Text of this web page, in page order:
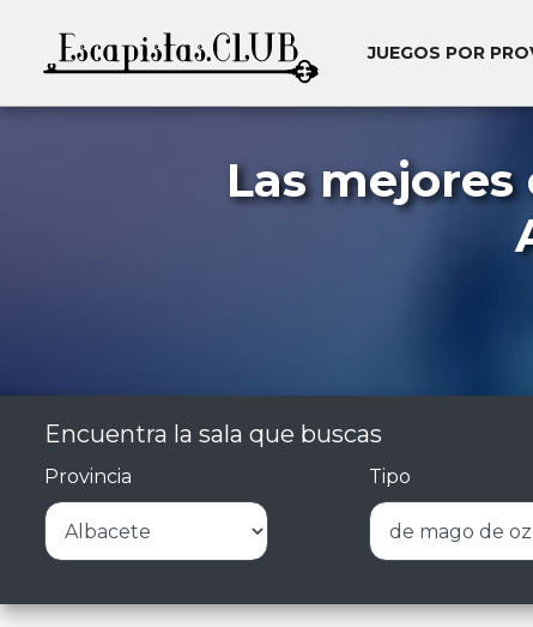
JUEGOS POR
Las
Encuentra la sala que buscas
Provincia Tipo